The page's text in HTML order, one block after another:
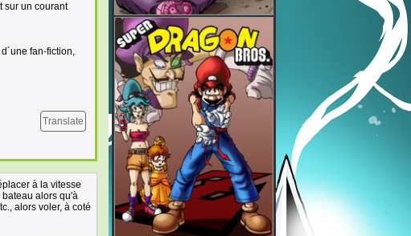
sur un courant
fan-fiction,
Translate
à la vitesse
alors qu'à
alors voler, à coté